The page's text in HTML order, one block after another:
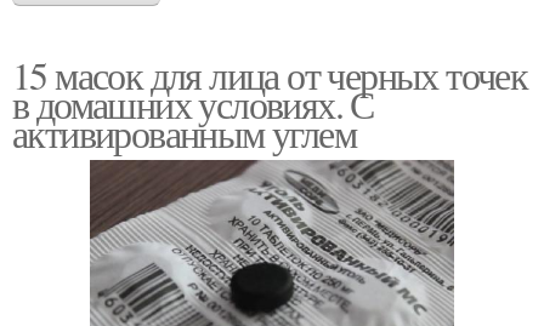
15 масок для лица от черных точек
в домашних условиях. С
активированным углем